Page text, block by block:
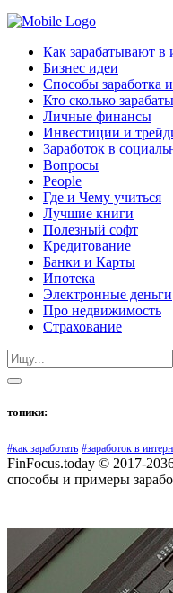
Как зарабатывают в
Бизнес идеи
Способы заработка
Кто сколько
Личные финансы
Инвестиции и
Заработок в
Вопросы
People
Где и Чему учиться
Лучшие книги
Полезный софт
Кредитование
Банки и Карты
Ипотека
Электронные деньги
Про недвижимость
Страхование
топики:
#как заработать #заработок в
FinFocus.today © 2017-
способы и примеры